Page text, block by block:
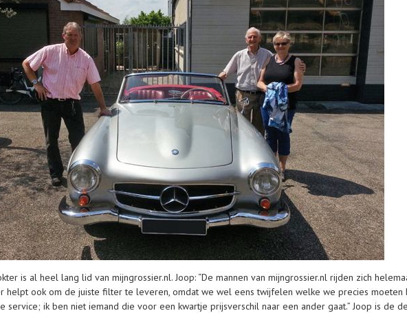
is al heel lang lid van mijngrossier.nl. Joop: “De mannen van mijngrossier.nl rijden zich
helpt ook om de juiste filter te leveren, omdat we wel eens twijfelen welke we precies moeten
service; ik ben niet iemand die voor een kwartje prijsverschil naar een ander gaat.” Joop is de